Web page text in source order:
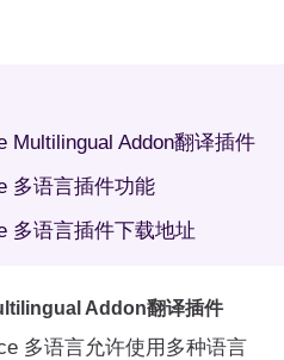
Multilingual Addon翻译插件
多语言插件功能
多语言插件下载地址
Addon翻译插件
多语言允许使用多种语言